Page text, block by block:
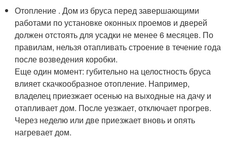
Отопление . Дом из бруса перед завершающими
работами по установке оконных проемов и дверей
должен отстоять для усадки не менее 6 месяцев. По
правилам, нельзя отапливать строение в течение года
после возведения коробки.
Еще один момент: губительно на целостность бруса
влияет скачкообразное отопление. Например,
владелец приезжает осенью на выходные на дачу и
отапливает дом. После уезжает, отключает прогрев.
Через неделю или две приезжает вновь и опять
нагревает дом.